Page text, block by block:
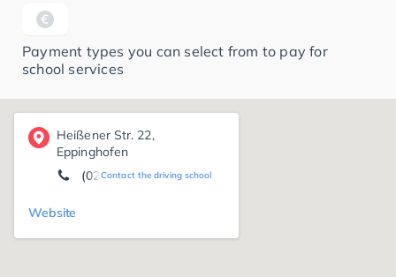
Payment types you can select from to pay for
school services
Heißener Str. 22,
Eppinghofen
Contact the driving school
(0208) 47 05 48
Website